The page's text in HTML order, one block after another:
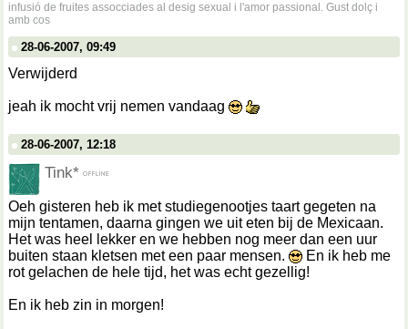
infusió de fruites assocciades al desig sexual i l'amor passional. Gust dolç i
amb cos
28-06-2007, 09:49
Verwijderd
jeah ik mocht vrij nemen vandaag
28-06-2007, 12:18
Tink*
Oeh gisteren heb ik met studiegenootjes taart gegeten na
mijn tentamen, daarna gingen we uit eten bij de Mexicaan.
Het was heel lekker en we hebben nog meer dan een uur
buiten staan kletsen met een paar mensen.
En ik heb me
rot gelachen de hele tijd, het was echt gezellig!
En ik heb zin in morgen!